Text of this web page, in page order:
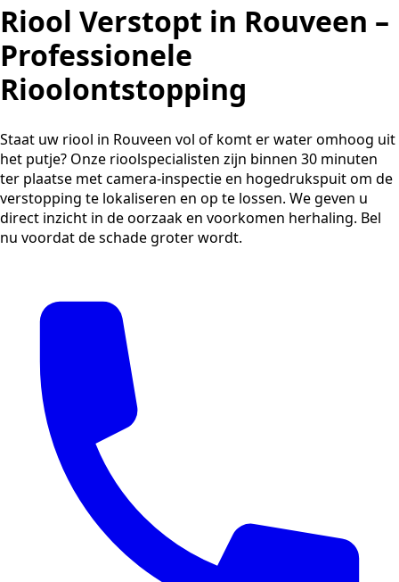
Riool Verstopt in Rouveen –
Professionele
Rioolontstopping
Staat uw riool in Rouveen vol of komt er water omhoog uit
het putje? Onze rioolspecialisten zijn binnen 30 minuten
ter plaatse met camera-inspectie en hogedrukspuit om de
verstopping te lokaliseren en op te lossen. We geven u
direct inzicht in de oorzaak en voorkomen herhaling. Bel
nu voordat de schade groter wordt.